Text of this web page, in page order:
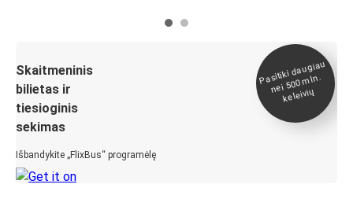
Skaitmeninis
bilietas ir
tiesioginis
sekimas
Išbandykite „FlixBus“ programėlę
Pasitiki daugiau
nei 500
mln.
keleivių